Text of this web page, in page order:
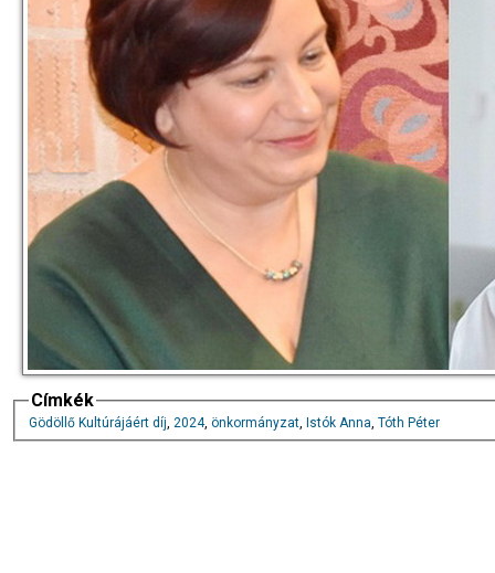
Címkék
Gödöllő Kultúrájáért díj, 2024, önkormányzat, Istók Anna, Tóth Péter